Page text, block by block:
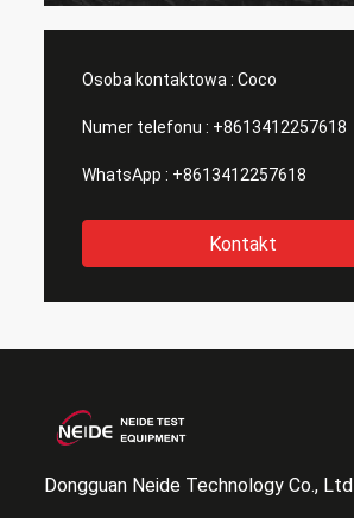
Osoba kontaktowa : Coco
Numer telefonu : +8613412257618
WhatsApp : +8613412257618
Kontakt
Dongguan Neide Technology Co., Ltd